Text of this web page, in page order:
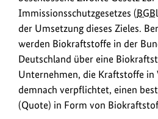
i
n
k
s
Immissionsschutzgesetzes (
der Umsetzung dieses Zieles.
werden Biokraftstoffe in der
Deutschland über eine
Unternehmen, die Kraftstoffe in
demnach verpflichtet, einen
(Quote) in Form von